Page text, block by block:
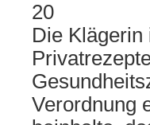
20
Die Klägerin
Verordnung